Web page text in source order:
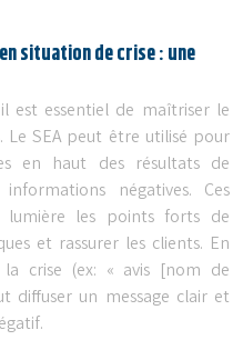
situation de crise : une
est essentiel de maîtriser le
Le SEA peut être utilisé pour
en haut des résultats de
négatives. Ces
les points forts de
et rassurer les clients. En
crise (ex: « avis [nom de
diffuser un message clair et